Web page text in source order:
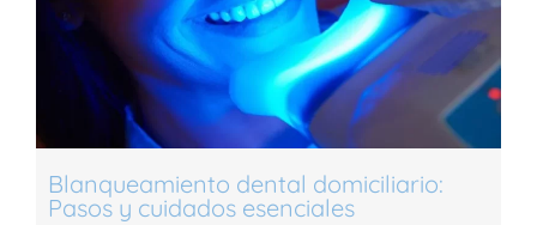
Blanqueamiento dental domiciliario:
Pasos y cuidados esenciales